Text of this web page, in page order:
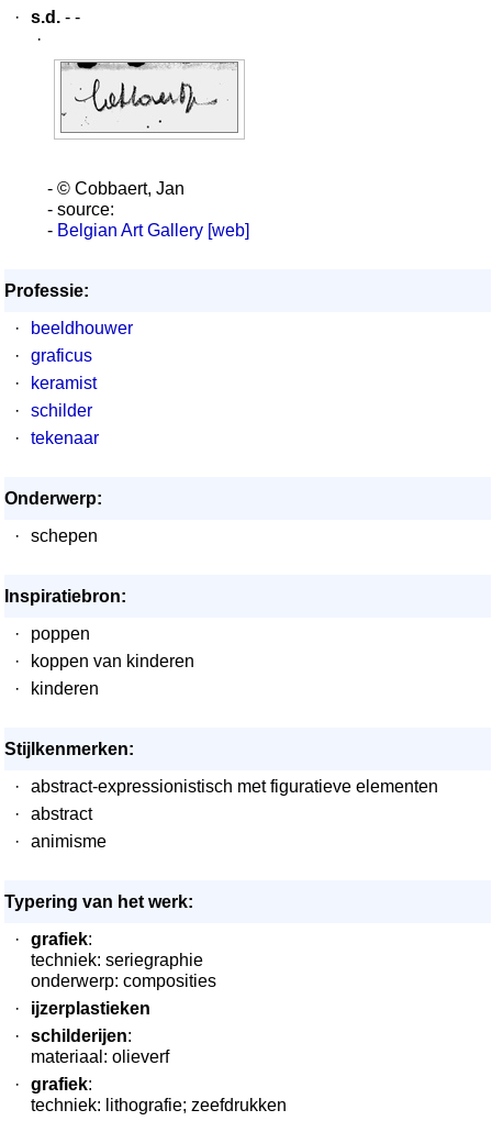
·
s.d. - -
·
- © Cobbaert, Jan
- source:
- Belgian Art Gallery [web]
Professie:
·
beeldhouwer
·
graficus
·
keramist
·
schilder
·
tekenaar
Onderwerp:
·
schepen
Inspiratiebron:
·
poppen
·
koppen van kinderen
·
kinderen
Stijlkenmerken:
·
abstract-expressionistisch met figuratieve elementen
·
abstract
·
animisme
Typering van het werk:
·
grafiek:
techniek: seriegraphie
onderwerp: composities
·
ijzerplastieken
·
schilderijen:
materiaal: olieverf
·
grafiek:
techniek: lithografie; zeefdrukken